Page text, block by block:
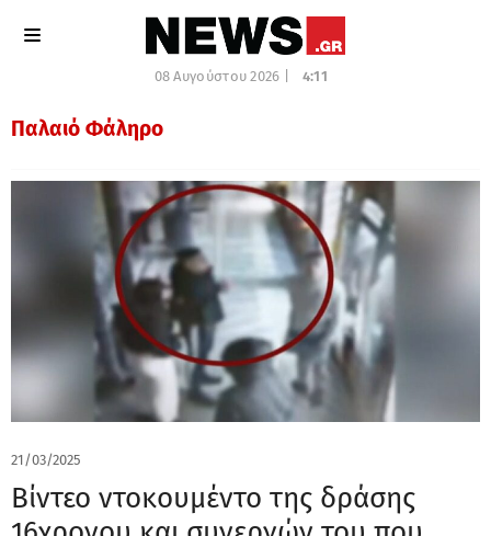
08 Αυγούστου 2026 | 4:11
Παλαιό Φάληρο
21/03/2025
Βίντεο ντοκουμέντο της δράσης